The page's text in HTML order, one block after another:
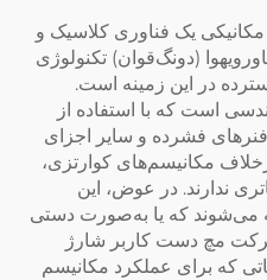
یک فناوری کلاسیک و
(دونگ‌قوان) تکنولوژی
در این زمینه است.
است که با استفاده از
فشرده و سایر اجزای
مکانیسم‌های کوارتزی،
ندارند. در عوض، این
می‌شوند که یا به‌صورت دستی
مچ دست کاربر شارژ
که برای عملکرد مکانیسم